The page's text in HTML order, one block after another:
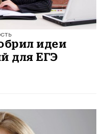
идеи
для ЕГЭ